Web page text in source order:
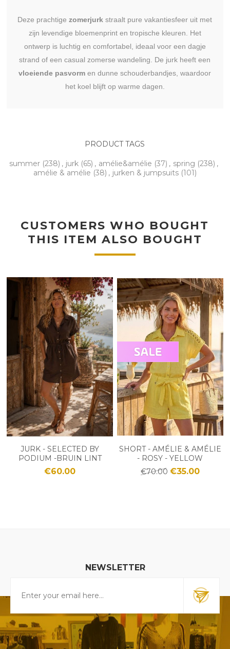
Deze prachtigezomerjurk straalt pure vakantiesfeer uit met
zijn levendige bloemenprint en tropische kleuren. Het
ontwerp is luchtig en comfortabel, ideaal voor een dagje
strand of een casual zomerse wandeling. De jurk heeft een
vloeiende pasvorm en dunne schouderbandjes, waardoor
het koel blijft op warme dagen.
PRODUCT TAGS
summer (238) , jurk (65) , amélie&amélie (37) , spring (238) ,
amélie & amélie (38) , jurken & jumpsuits (101)
CUSTOMERS WHO BOUGHT
THIS ITEM ALSO BOUGHT
JURK - SELECTED BY
PODIUM -BRUIN LINT
€60.00
SHORT - AMÉLIE & AMÉLIE
- ROSY - YELLOW
€70.00 €35.00
NEWSLETTER